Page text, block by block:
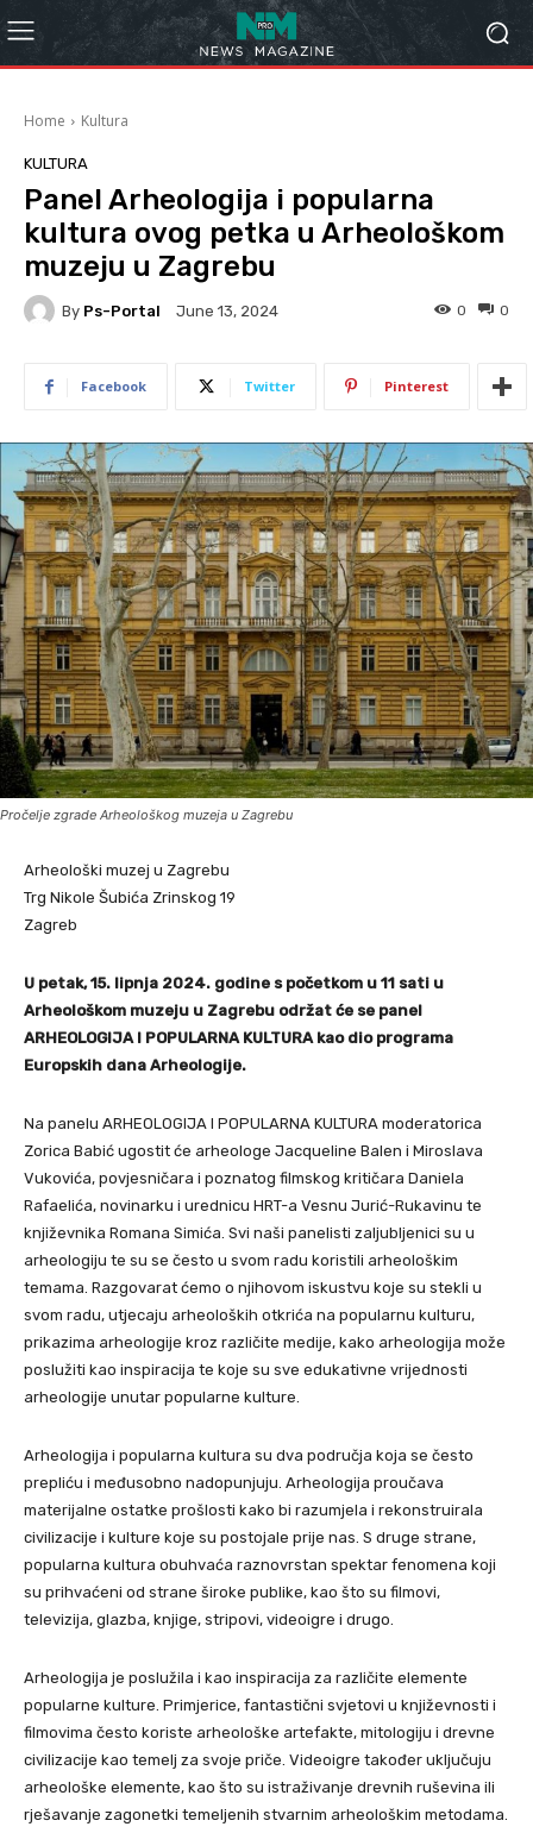
Home Kultura
KULTURA
Panel Arheologija i popularna
kultura ovog petka u Arheološkom
muzeju u Zagrebu
By Ps-Portal June 13, 2024 0
0
Facebook Twitter Pinterest
Pročelje zgrade Arheološkog muzeja u Zagrebu
Arheološki muzej u Zagrebu
Trg Nikole Šubića Zrinskog 19
Zagreb
U petak, 15. lipnja 2024. godine s početkom u 11 sati u
Arheološkom muzeju u Zagrebu održat će se panel
ARHEOLOGIJA I POPULARNA KULTURA kao dio programa
Europskih dana Arheologije.
Na panelu ARHEOLOGIJA I POPULARNA KULTURA moderatorica
Zorica Babić ugostit će arheologe Jacqueline Balen i Miroslava
Vukovića, povjesničara i poznatog filmskog kritičara Daniela
Rafaelića, novinarku i urednicu HRT-a Vesnu Jurić-Rukavinu te
književnika Romana Simića. Svi naši panelisti zaljubljenici su u
arheologiju te su se često u svom radu koristili arheološkim
temama. Razgovarat ćemo o njihovom iskustvu koje su stekli u
svom radu, utjecaju arheoloških otkrića na popularnu kulturu,
prikazima arheologije kroz različite medije, kako arheologija može
poslužiti kao inspiracija te koje su sve edukativne vrijednosti
arheologije unutar popularne kulture.
Arheologija i popularna kultura su dva područja koja se često
prepliću i međusobno nadopunjuju. Arheologija proučava
materijalne ostatke prošlosti kako bi razumjela i rekonstruirala
civilizacije i kulture koje su postojale prije nas. S druge strane,
popularna kultura obuhvaća raznovrstan spektar fenomena koji
su prihvaćeni od strane široke publike, kao što su filmovi,
televizija, glazba, knjige, stripovi, videoigre i drugo.
Arheologija je poslužila i kao inspiracija za različite elemente
popularne kulture. Primjerice, fantastični svjetovi u književnosti i
filmovima često koriste arheološke artefakte, mitologiju i drevne
civilizacije kao temelj za svoje priče. Videoigre također uključuju
arheološke elemente, kao što su istraživanje drevnih ruševina ili
rješavanje zagonetki temeljenih stvarnim arheološkim metodama.